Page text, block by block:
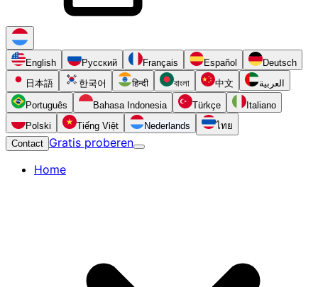
English Русский Français Español
Deutsch
日本語
한국어 हिन्दी বাংলা 中文 العربية
Português Bahasa Indonesia Türkçe
Italiano
Polski
Tiếng Việt Nederlands
ไทย
Contact Gratis proberen
Home